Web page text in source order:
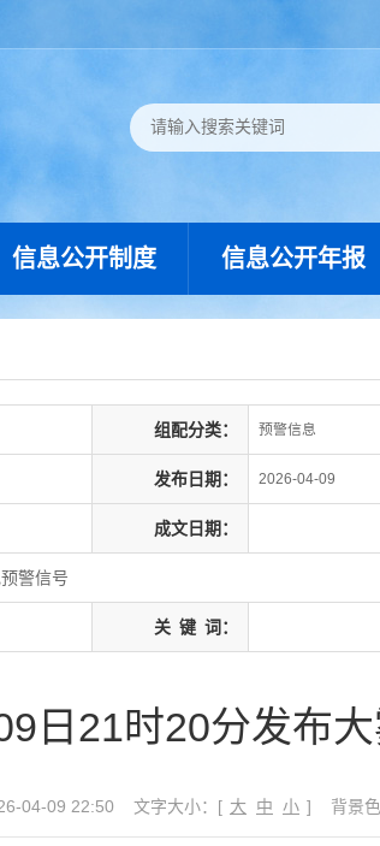
信息公开制度 信息公开年报
组配分类： 预警信息
发布日期： 2026-04-09
成文日期：
警信号
关 键 词：
日21时20分发布
04-09 22:50 文字大小：[ 大 中 小 ] 背景色